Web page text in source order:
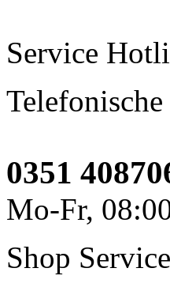
Service
0351
Mo-Fr,
Shop Service